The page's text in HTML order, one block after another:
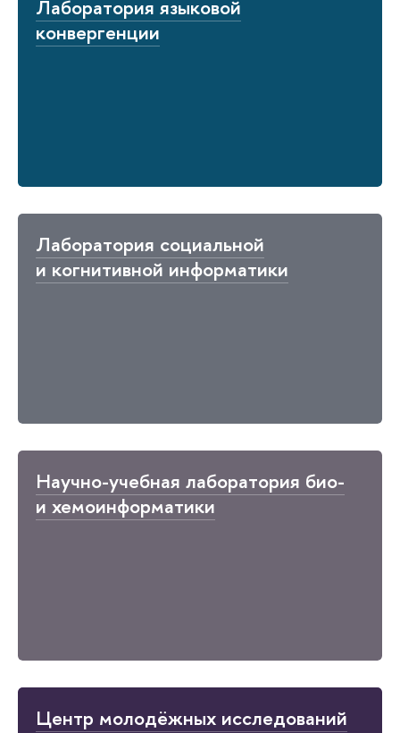
Лаборатория языковой
конвергенции
Лаборатория социальной
и когнитивной информатики
Научно-учебная лаборатория био-
и хемоинформатики
Центр молодёжных исследований